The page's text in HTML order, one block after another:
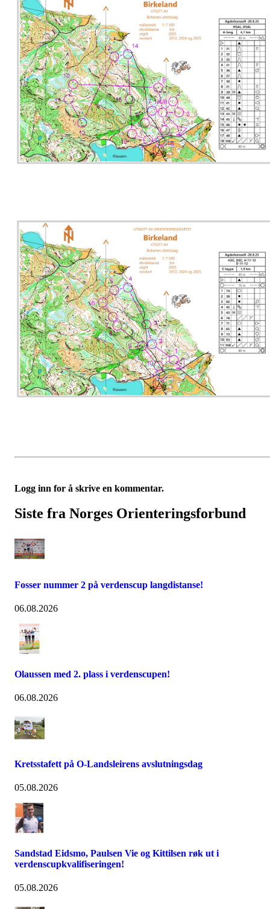
Logg inn for å skrive en kommentar.
Siste fra Norges Orienteringsforbund
Fosser nummer 2 på verdenscup langdistanse!
06.08.2026
Olaussen med 2. plass i verdenscupen!
06.08.2026
Kretsstafett på O-Landsleirens avslutningsdag
05.08.2026
Sandstad Eidsmo, Paulsen Vie og Kittilsen røk ut i
verdenscupkvalifiseringen!
05.08.2026